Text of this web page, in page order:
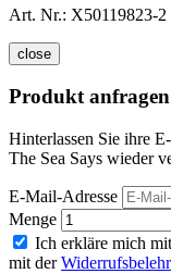
Art. Nr.: X50119823-2
close
Produkt anfragen
Hinterlassen Sie ihre
The Sea Says wieder
E-Mail-Adresse
Menge
Ich erkläre mich
mit der